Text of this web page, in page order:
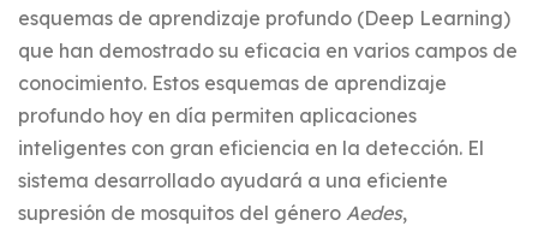
esquemas de aprendizaje profundo (Deep Learning)
que han demostrado su eficacia en varios campos de
conocimiento. Estos esquemas de aprendizaje
profundo hoy en día permiten aplicaciones
inteligentes con gran eficiencia en la detección. El
sistema desarrollado ayudará a una eficiente
supresión de mosquitos del género Aedes,